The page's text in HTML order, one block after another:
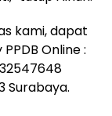
kami, dapat
Online :
Surabaya.